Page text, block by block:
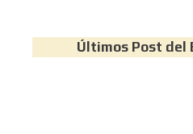
Últimos Post del